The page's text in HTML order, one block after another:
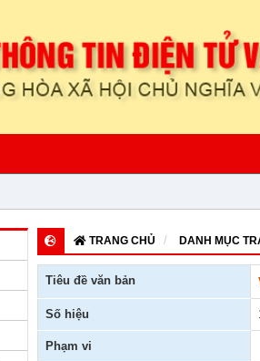
TRANG CHỦ DANH MỤC
Tiêu đề văn bản
Số hiệu
Phạm vi